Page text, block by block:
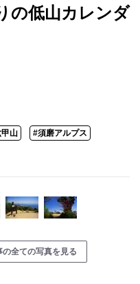
の低山カレンダ
山 #須磨アルプス
全ての写真を見る